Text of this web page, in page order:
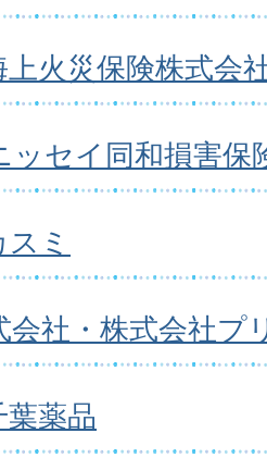
火災保険株式会
ッセイ同和損害保
ミ
会社・株式会社プ
薬品